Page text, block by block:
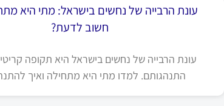
עונת הרבייה של נחשים בישראל: מתי היא
חשוב לדעת?
עונת הרבייה של נחשים בישראל היא תקופה
התנהגותם. למדו מתי היא מתחילה ואיך